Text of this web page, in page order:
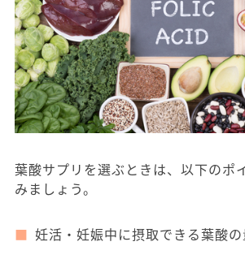
葉酸サプリを選ぶときは、以下のポ
みましょう。
妊活・妊娠中に摂取できる葉酸の